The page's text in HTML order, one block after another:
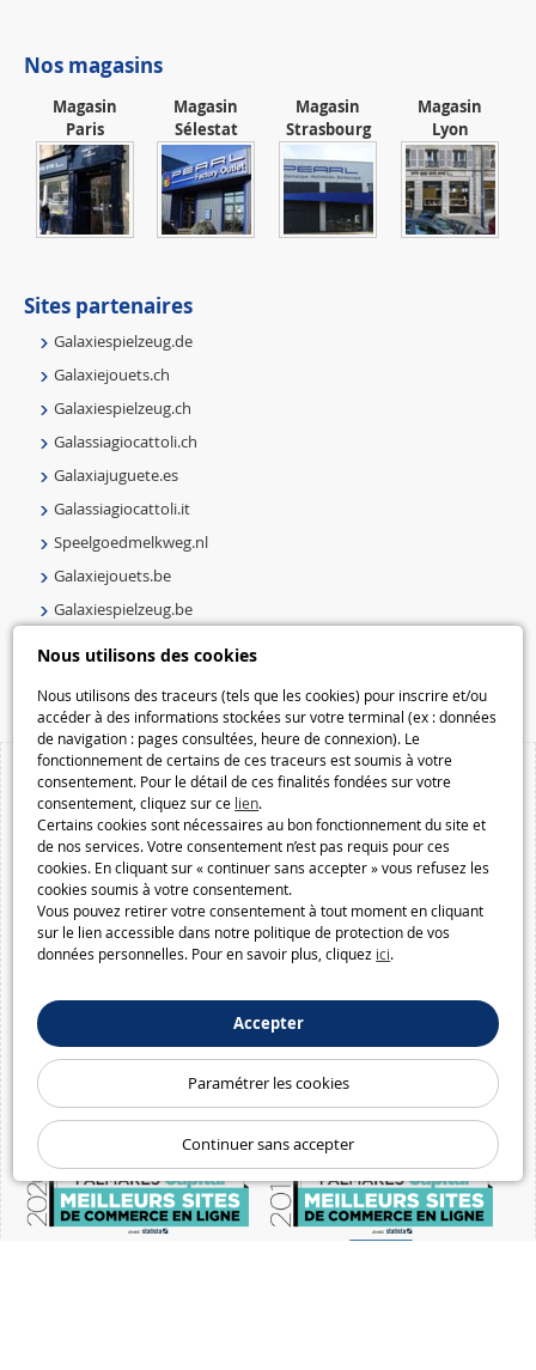
Nous utilisons des cookies
Nous utilisons des traceurs (tels que les cookies) pour inscrire et/ou
accéder à des informations stockées sur votre terminal (ex : données
de navigation : pages consultées, heure de connexion). Le
fonctionnement de certains de ces traceurs est soumis à votre
consentement. Pour le détail de ces finalités fondées sur votre
consentement, cliquez sur ce lien.
Certains cookies sont nécessaires au bon fonctionnement du site et
de nos services. Votre consentement n’est pas requis pour ces
cookies. En cliquant sur « continuer sans accepter » vous refusez les
cookies soumis à votre consentement.
Vous pouvez retirer votre consentement à tout moment en cliquant
sur le lien accessible dans notre politique de protection de vos
données personnelles. Pour en savoir plus, cliquez ici.
Accepter
Paramétrer les cookies
Continuer sans accepter
Nos magasins
Magasin
Paris
Magasin
Sélestat
Magasin
Strasbourg
Magasin
Lyon
Sites partenaires
Galaxiespielzeug.de
Galaxiejouets.ch
Galaxiespielzeug.ch
Galassiagiocattoli.ch
Galaxiajuguete.es
Galassiagiocattoli.it
Speelgoedmelkweg.nl
Galaxiejouets.be
Galaxiespielzeug.be